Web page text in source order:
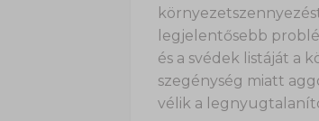
legjelentősebb
és a svédek listáját a
szegénység miatt
vélik a